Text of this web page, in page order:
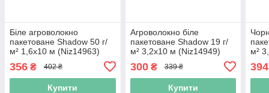
Біле агроволокно
пакетоване Shadow 50 г/
м² 1,6x10 м (Niz14963)
356 ₴ 402 ₴
Купити
Агроволокно біле
пакетоване Shadow 19 г/
м² 3,2x10 м (Niz14949)
300₴ 339 ₴
Купити
м²
394